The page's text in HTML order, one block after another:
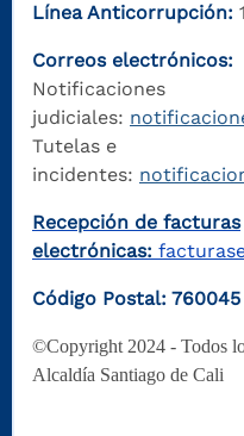
Línea Anticorrupción:
Correos electrónicos:
Notificaciones
judiciales:
Tutelas e
incidentes:
Recepción de facturas
electrónicas:
Código Postal: 760045
©Copyright 2024 - Todos
Alcaldía Santiago de Cali